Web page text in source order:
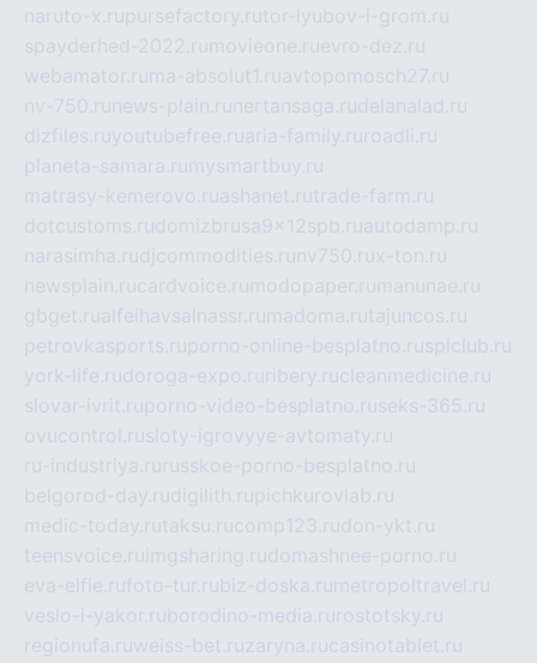
naruto-x.rupursefactory.rutor-lyubov-i-grom.ru
spayderhed-2022.ru movieone.ruevro-dez.ru
webamator.ru ma-absolut1.ruavtopomosch27.ru
nv-750.ru news-plain.ru nertansaga.rudelanalad.ru
dizfiles.ruyoutubefree.ruaria-family.ru roadli.ru
planeta-samara.ru mysmartbuy.ru
matrasy-kemerovo.ruashanet.rutrade-farm.ru
dotcustoms.rudomizbrusa9x12spb.ruautodamp.ru
narasimha.rudjcommodities.ru nv750.rux-ton.ru
newsplain.rucardvoice.ru modopaper.ru manunae.ru
gbget.rualfeihavsalnassr.ru madoma.rutajuncos.ru
petrovkasports.ruporno-online-besplatno.rusplclub.ru
york-life.rudoroga-expo.ru ribery.rucleanmedicine.ru
slovar-ivrit.ruporno-video-besplatno.ruseks-365.ru
ovucontrol.rusloty-igrovyye-avtomaty.ru
ru-industriya.ru russkoe-porno-besplatno.ru
belgorod-day.rudigilith.rupichkurovlab.ru
medic-today.rutaksu.rucomp123.rudon-ykt.ru
teensvoice.ru imgsharing.rudomashnee-porno.ru
eva-elfie.rufoto-tur.rubiz-doska.ru metropoltravel.ru
veslo-i-yakor.ruborodino-media.ru rostotsky.ru
regionufa.ruweiss-bet.ruzaryna.rucasinotablet.ru